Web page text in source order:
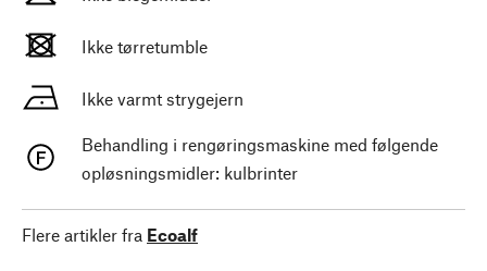
Ikke tørretumble
Ikke varmt strygejern
Behandling i rengøringsmaskine med følgende
opløsningsmidler: kulbrinter
Flere artikler fra Ecoalf